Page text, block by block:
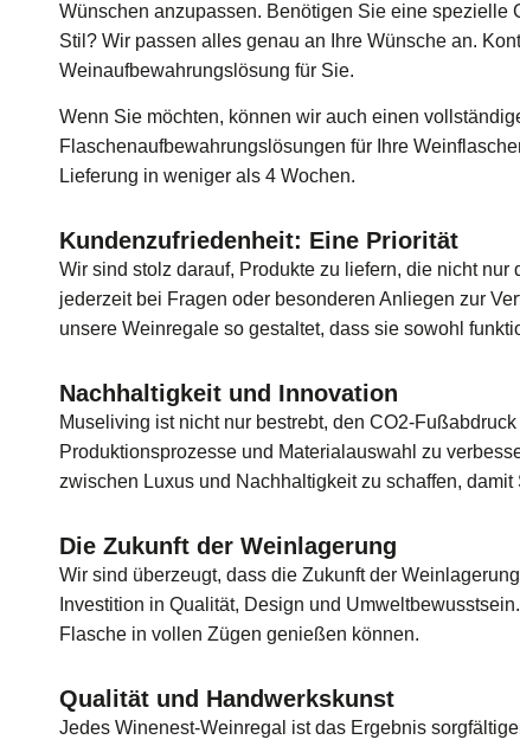
Wünschen anzupassen. Benötigen Sie eine spezielle
Stil? Wir passen alles genau an Ihre Wünsche an.
Weinaufbewahrungslösung für Sie.
Wenn Sie möchten, können wir auch einen
Flaschenaufbewahrungslösungen für Ihre
Lieferung in weniger als 4 Wochen.
Kundenzufriedenheit: Eine Priorität
Wir sind stolz darauf, Produkte zu liefern, die nicht
jederzeit bei Fragen oder besonderen Anliegen zur
unsere Weinregale so gestaltet, dass sie sowohl
Nachhaltigkeit und Innovation
Museliving ist nicht nur bestrebt, den CO2-
Produktionsprozesse und Materialauswahl zu
zwischen Luxus und Nachhaltigkeit zu schaffen,
Die Zukunft der Weinlagerung
Wir sind überzeugt, dass die Zukunft der
Investition in Qualität, Design und
Flasche in vollen Zügen genießen können.
Qualität und Handwerkskunst
Jedes Winenest-Weinregal ist das Ergebnis